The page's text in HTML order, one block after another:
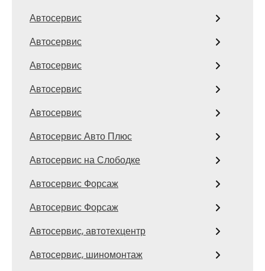
Автосервис
Автосервис
Автосервис
Автосервис
Автосервис
Автосервис Авто Плюс
Автосервис на Слободке
Автосервис Форсаж
Автосервис Форсаж
Автосервис, автотехцентр
Автосервис, шиномонтаж